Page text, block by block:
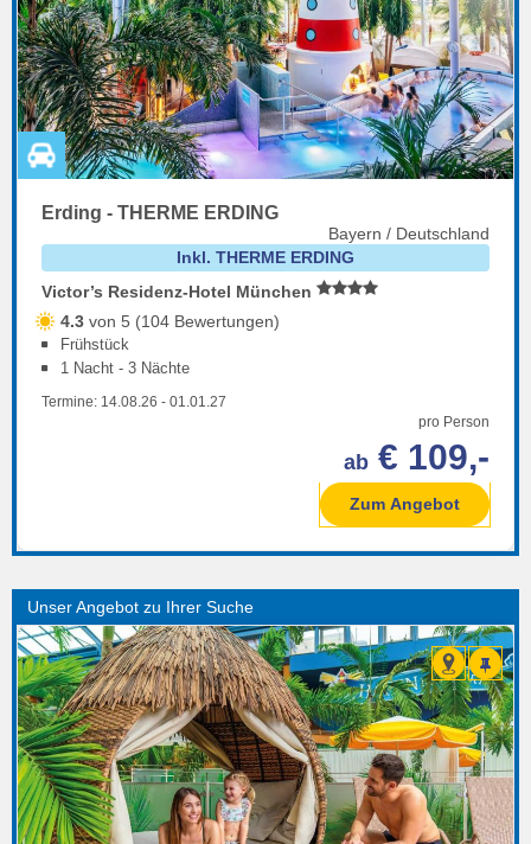
Erding - THERME ERDING
Bayern / Deutschland
Inkl. THERME ERDING
Victor’s Residenz-Hotel München
4.3 von 5 (104 Bewertungen)
Frühstück
1 Nacht - 3 Nächte
Termine: 14.08.26 - 01.01.27
pro Person
ab € 109,-
Zum Angebot